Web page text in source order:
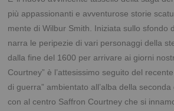
più appassionanti e avventurose storie
mente di Wilbur Smith. Iniziata sullo sfondo
narra le peripezie di vari personaggi della
dalla fine del 1600 per arrivare ai giorni
Courtney” è l’attesissimo seguito del
di guerra” ambientato all’alba della
con al centro Saffron Courtney che si